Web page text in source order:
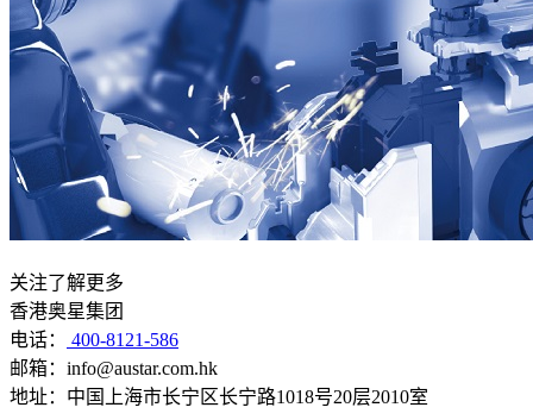
关注了解更多
香港奥星集团
电话：
400-8121-586
邮箱：info@austar.com.hk
地址：中国上海市长宁区长宁路1018号20层2010室